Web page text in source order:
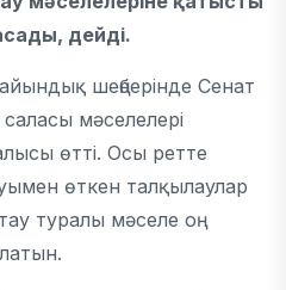
дейді.
шеңберінде Сенат
саласы мәселелері
өтті. Осы ретте
өткен талқылаулар
туралы мәселе оң